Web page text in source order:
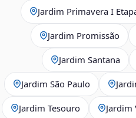
Jardim Primavera I
Jardim Promissão
Jardim Santana
Jardim São Paulo
Jardim Tesouro Jardim